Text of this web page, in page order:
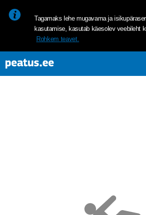
Tagamaks lehe mugavama ja
kasutamise, kasutab käesolev veebileht
Rohkem teavet.